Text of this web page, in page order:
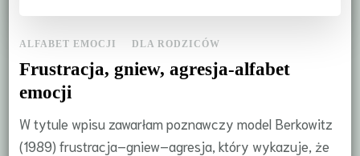
ALFABET EMOCJI DLA RODZICÓW
Frustracja, gniew, agresja-alfabet
emocji
W tytule wpisu zawarłam poznawczy model Berkowitz
(1989) frustracja–gniew–agresja, który wykazuje, że